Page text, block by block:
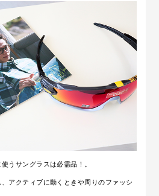
うサングラスは必需品！。
アクティブに動くときや周りのファッシ